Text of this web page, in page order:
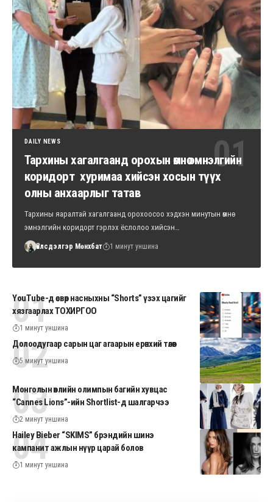
DAILY NEWS
Тархины хагалгаанд орохын өмнө эмнэлгийн
коридорт хуримаа хийсэн хосын түүх
олны анхаарлыг татав
Тархины яаралтай хагалгаанд орохоосоо хэдхэн минутын өмнө
эмнэлгийн коридорт гэрлэх ёслолоо хийсэн…
Үйлсдэлгэр Мөнхбат 1 минут уншина
YouTube-д өсвөр насныхны “Shorts” үзэх цагийг
хязгаарлах ТОХИРГОО
1 минут уншина
Долоодугаар сарын цаг агаарын ерөнхий төлөв
5 минут уншина
Монголын өвлийн олимпын багийн хувцас
“Cannes Lions”-ийн Shortlist-д шалгарчээ
2 минут уншина
Hailey Bieber “SKIMS” брэндийн шинэ
кампанит ажлын нүүр царай болов
1 минут уншина